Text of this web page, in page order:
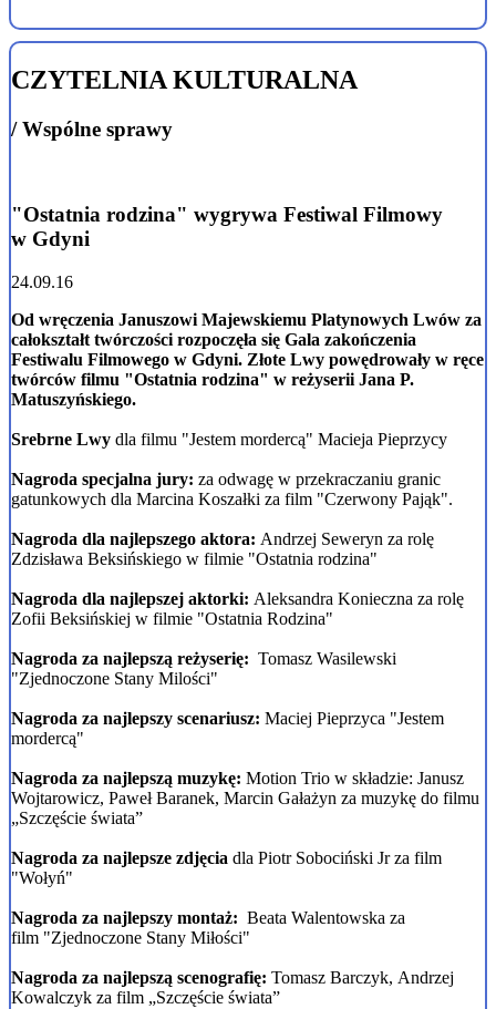
CZYTELNIA KULTURALNA
/ Wspólne sprawy
"Ostatnia rodzina" wygrywa Festiwal Filmowy
w Gdyni
24.09.16
Od wręczenia Januszowi Majewskiemu Platynowych Lwów za
całokształt twórczości rozpoczęła się Gala zakończenia
Festiwalu Filmowego w Gdyni. Złote Lwy powędrowały w ręce
twórców filmu "Ostatnia rodzina" w reżyserii Jana P.
Matuszyńskiego.
Srebrne Lwy dla filmu "Jestem mordercą" Macieja Pieprzycy
Nagroda specjalna jury: za odwagę w przekraczaniu granic
gatunkowych dla Marcina Koszałki za film "Czerwony Pająk".
Nagroda dla najlepszego aktora: Andrzej Seweryn za rolę
Zdzisława Beksińskiego w filmie "Ostatnia rodzina"
Nagroda dla najlepszej aktorki: Aleksandra Konieczna za rolę
Zofii Beksińskiej w filmie "Ostatnia Rodzina"
Nagroda za najlepszą reżyserię: Tomasz Wasilewski
"Zjednoczone Stany Milości"
Nagroda za najlepszy scenariusz: Maciej Pieprzyca "Jestem
mordercą"
Nagroda za najlepszą muzykę: Motion Trio w składzie: Janusz
Wojtarowicz, Paweł Baranek, Marcin Gałażyn za muzykę do filmu
„Szczęście świata”
Nagroda za najlepsze zdjęcia dla Piotr Sobociński Jr za film
"Wołyń"
Nagroda za najlepszy montaż: Beata Walentowska za
film "Zjednoczone Stany Miłości"
Nagroda za najlepszą scenografię: Tomasz Barczyk, Andrzej
Kowalczyk za film „Szczęście świata”